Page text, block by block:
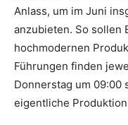
Anlass, um im Juni
anzubieten. So sollen
hochmodernen
Führungen finden
Donnerstag um 09:00
eigentliche